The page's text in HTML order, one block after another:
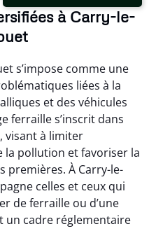
à Carry-le-
s’impose comme une
liées à la
et des véhicules
ferraille s’inscrit dans
visant à limiter
la pollution et favoriser la
premières. À Carry-le-
celles et ceux qui
de ferraille ou d’une
un cadre réglementaire